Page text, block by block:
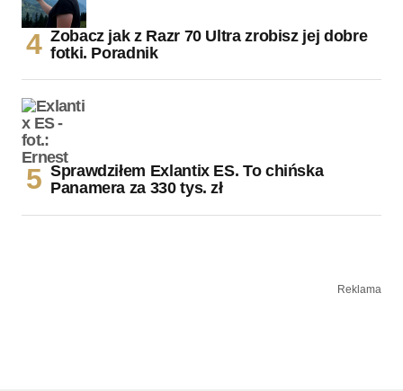
Zobacz jak z Razr 70 Ultra zrobisz jej dobre
fotki. Poradnik
Sprawdziłem Exlantix ES. To chińska
Panamera za 330 tys. zł
Reklama